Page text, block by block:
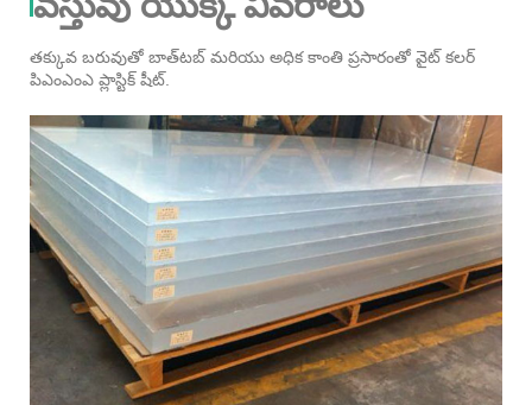
తక్కువ బరువుతో బాత్‌టబ్ మరియు అధిక కాంతి ప్రసారంతో వైట్ కలర్
పిఎంఎంఎ ప్లాస్టిక్ షీట్.